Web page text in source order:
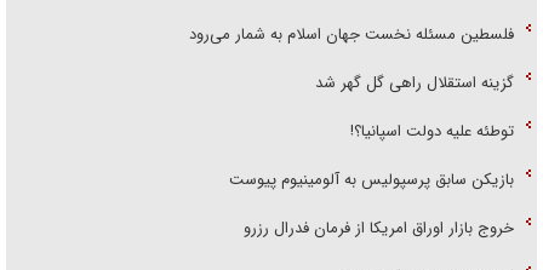
فلسطین مسئله نخست جهان اسلام به شمار می‌رود
گزینه استقلال راهی گل گهر شد
توطئه علیه دولت اسپانیا؟!
بازیکن سابق پرسپولیس به آلومینیوم پیوست
خروج بازار اوراق امریکا از فرمان فدرال رزرو